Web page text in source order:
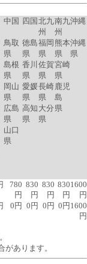
中国 四国 北九
州
南九
州
沖縄
鳥取
県
島根
県
岡山
県
広島
県
山口
県
徳島
県
香川
県
愛媛
県
高知
県
福岡
県
佐賀
県
長崎
県
大分
県
熊本
県
宮崎
県
鹿児
島
県
沖縄
県
780
円
830
円
830
円
830
円
1600
円
0円 0円 0円 0円 1600
円
あります。